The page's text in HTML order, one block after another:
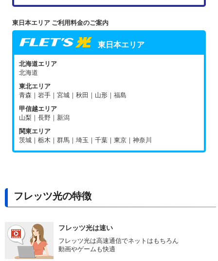
東日本エリア ご利用料金のご案内
東日本エリア
北海道エリア
北海道
東北エリア
青森｜岩手｜宮城｜秋田｜山形｜福島
甲信越エリア
山梨｜長野｜新潟
関東エリア
茨城｜栃木｜群馬｜埼玉｜千葉｜東京｜神奈川
フレッツ光の特徴
フレッツ光は速い
フレッツ光は高速通信でネットはもちろん
動画やゲームも快適